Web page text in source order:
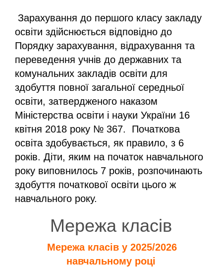
Зарахування до першого класу закладу
освіти здійснюється відповідно до
Порядку зарахування, відрахування та
переведення учнів до державних та
комунальних закладів освіти для
здобуття повної загальної середньої
освіти, затвердженого наказом
Міністерства освіти і науки України 16
квітня 2018 року № 367. Початкова
освіта здобувається, як правило, з 6
років. Діти, яким на початок навчального
року виповнилось 7 років, розпочинають
здобуття початкової освіти цього ж
навчального року.
Мережа класів
Мережа класів у 2025/2026
навчальному році